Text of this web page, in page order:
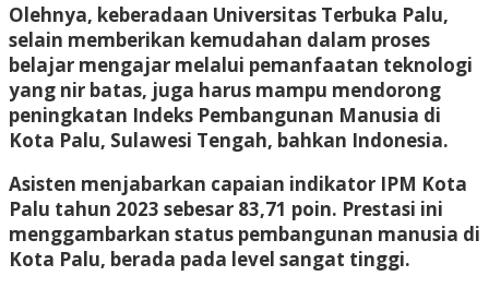
Olehnya, keberadaan Universitas Terbuka Palu,
selain memberikan kemudahan dalam proses
belajar mengajar melalui pemanfaatan teknologi
yang nir batas, juga harus mampu mendorong
peningkatan Indeks Pembangunan Manusia di
Kota Palu, Sulawesi Tengah, bahkan Indonesia.
Asisten menjabarkan capaian indikator IPM Kota
Palu tahun 2023 sebesar 83,71 poin. Prestasi ini
menggambarkan status pembangunan manusia di
Kota Palu, berada pada level sangat tinggi.